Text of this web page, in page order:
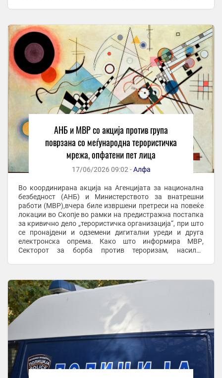
АНБ и МВР со акција против група
поврзана со меѓународна терористичка
мрежа, опфатени пет лица
17/06/2026 09:02 -Алфа
Во координирана акција на Агенцијата за национална
безбедност (АНБ) и Министерството за внатрешни
работи (МВР),вчера биле извршени претреси на повеќе
локации во Скопје во рамки на предистражна постапка
за кривично дело „терористичка организација“, при што
се пронајдени и одземени дигитални уреди и друга
електронска опрема. Како што информира МВР,
Секторот за борба против тероризам, насилен